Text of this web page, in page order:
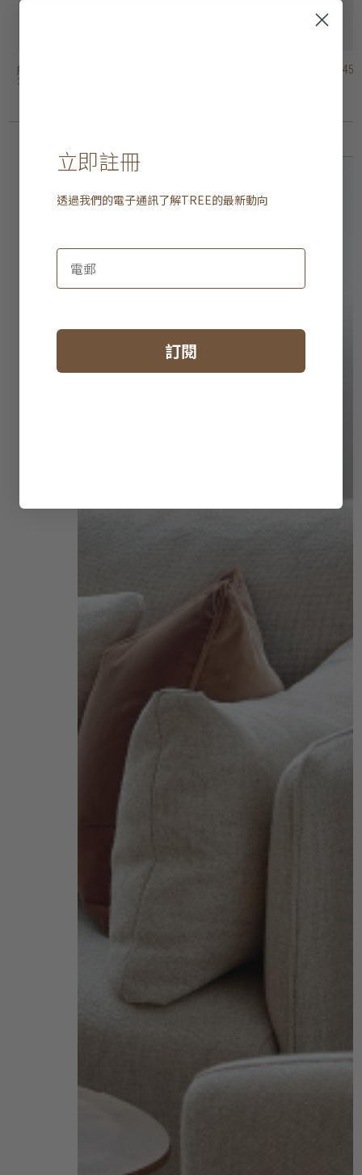
紅陶碗形花盆
3 選項
HK$245
紅陶錐形花盆
9 選項
HK$175
紅陶條紋花盆 HK$425
紅陶羅紋花盆
2 選項
HK$395
紅陶條紋花盆 HK$475
紅陶圓形質樸花盆 HK$575
紅陶錐形花盆 - 連底盤
3 選項
HK$295
紅陶兩色圓柱花盆
2 選項
HK$245
紅陶薑罐形花瓶 HK$495
紅陶圓桶形花瓶 HK$695
立即註冊
透過我們的電子通訊了解TREE的最新動向
訂閱